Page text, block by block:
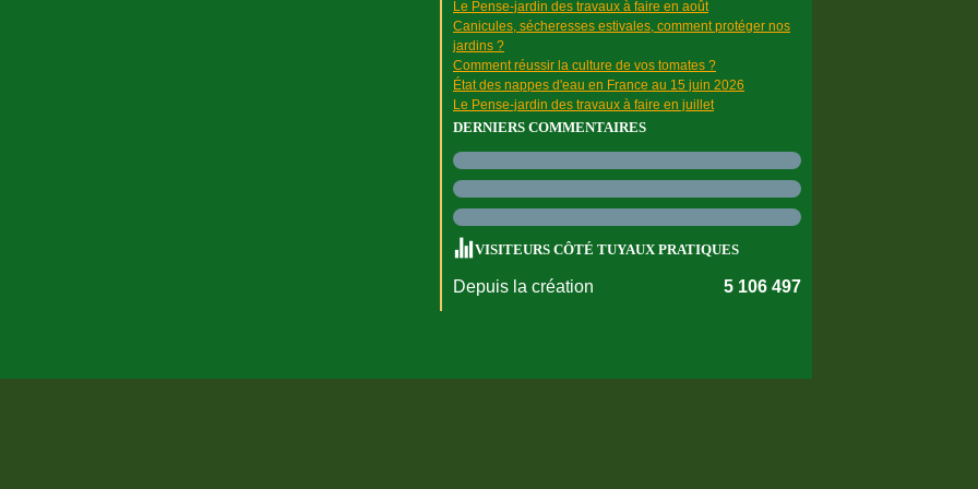
Le Pense-jardin des travaux à faire en août
Canicules, sécheresses estivales, comment protéger nos
jardins ?
Comment réussir la culture de vos tomates ?
État des nappes d'eau en France au 15 juin 2026
Le Pense-jardin des travaux à faire en juillet
DERNIERS COMMENTAIRES
VISITEURS CÔTÉ TUYAUX PRATIQUES
Depuis la création 5 106 497